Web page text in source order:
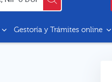
Gestoría y Trámites online